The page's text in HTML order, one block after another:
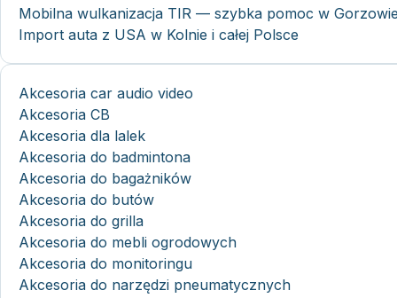
Mobilna wulkanizacja TIR — szybka pomoc w
Import auta z USA w Kolnie i całej Polsce
Akcesoria car audio video
Akcesoria CB
Akcesoria dla lalek
Akcesoria do badmintona
Akcesoria do bagażników
Akcesoria do butów
Akcesoria do grilla
Akcesoria do mebli ogrodowych
Akcesoria do monitoringu
Akcesoria do narzędzi pneumatycznych